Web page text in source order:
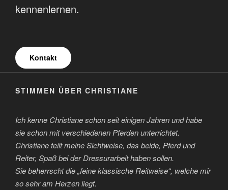
kennenlernen.
Kontakt
STIMMEN ÜBER CHRISTIANE
Ich kenne Christiane schon seit einigen Jahren und habe
sie schon mit verschiedenen Pferden unterrichtet.
Christiane teilt meine Sichtweise, das beide, Pferd und
Reiter, Spaß bei der Dressurarbeit haben sollen.
Sie beherrscht die „feine klassische Reitweise“, welche mir
so sehr am Herzen liegt.